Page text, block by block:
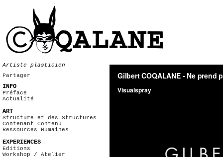
Artiste plasticien
Partager
INFO
Préface
Actualité
ART
Structure et des Structures
Contenant Contenu
Ressources Humaines
EXPERIENCES
Editions
Workshop / Atelier